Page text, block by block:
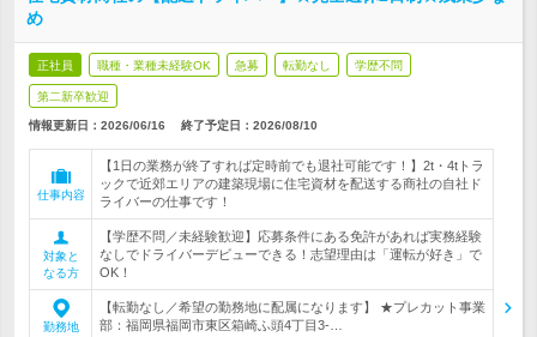
め
正社員 職種・業種未経験OK 急募 転勤なし 学歴不問
第二新卒歓迎
情報更新日：2026/06/16 終了予定日： 2026/08/10
仕事内容
【1日の業務が終了すれば定時前でも退社可能です！】2t・4tトラ
ックで近郊エリアの建築現場に住宅資材を配送する商社の自社ド
ライバーの仕事です！
対象と
なる方
【学歴不問／未経験歓迎】応募条件にある免許があれば実務経験
なしでドライバーデビューできる！志望理由は「運転が好き」で
OK！
勤務地
【転勤なし／希望の勤務地に配属になります】 ★プレカット事業
部：福岡県福岡市東区箱崎ふ頭4丁目3-…